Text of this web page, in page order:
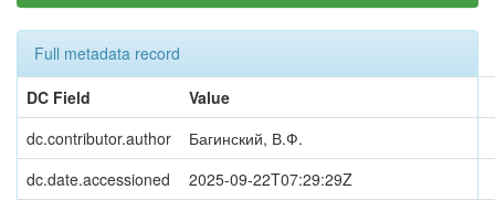
Full metadata record
DC Field
Value
dc.contributor.author
Багинский, В.Ф.
dc.date.accessioned
2025-09-22T07:29:29Z